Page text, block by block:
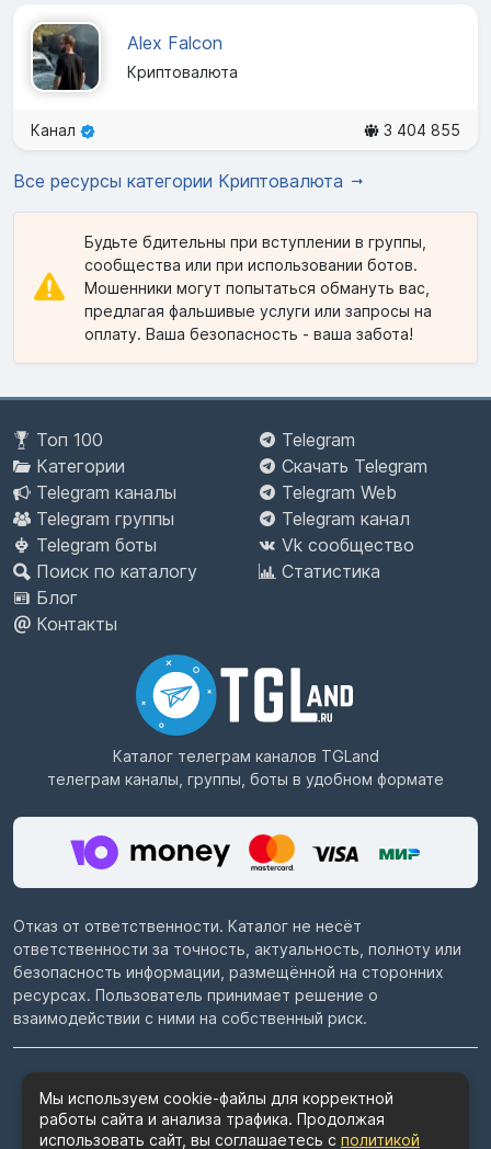
Alex Falcon
Криптовалюта
Канал 3 404 855
Все ресурсы категории Криптовалюта
Будьте бдительны при вступлении в группы,
сообщества или при использовании ботов.
Мошенники могут попытаться обмануть вас,
предлагая фальшивые услуги или запросы на
оплату. Ваша безопасность - ваша забота!
Топ 100
Категории
Telegram каналы
Telegram группы
Telegram боты
Поиск по каталогу
Блог
Контакты
Telegram
Скачать Telegram
Telegram Web
Telegram канал
Vk сообщество
Статистика
Каталог телеграм каналов TGLand
телеграм каналы, группы, боты в удобном формате
Отказ от ответственности. Каталог не несёт
ответственности за точность, актуальность, полноту или
безопасность информации, размещённой на сторонних
ресурсах. Пользователь принимает решение о
взаимодействии с ними на собственный риск.
Пользовательское соглашение
Мы используем cookie-файлы для корректной
работы сайта и анализа трафика. Продолжая
использовать сайт, вы соглашаетесь с политикой